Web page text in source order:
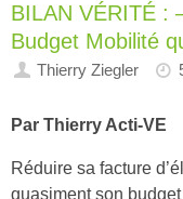
BILAN VÉRITÉ :
Budget Mobilité
Thierry Ziegler
Par Thierry Acti-VE
Réduire sa facture
quasiment son